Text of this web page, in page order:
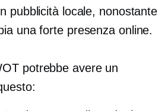
pubblicità locale, nonostante
una forte presenza online.
potrebbe avere un